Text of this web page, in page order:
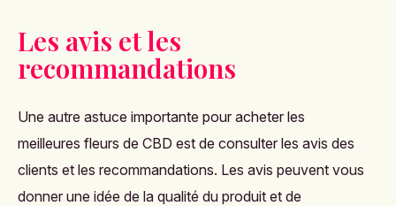
Les avis et les
recommandations
Une autre astuce importante pour acheter les
meilleures fleurs de CBD est de consulter les avis des
clients et les recommandations. Les avis peuvent vous
donner une idée de la qualité du produit et de